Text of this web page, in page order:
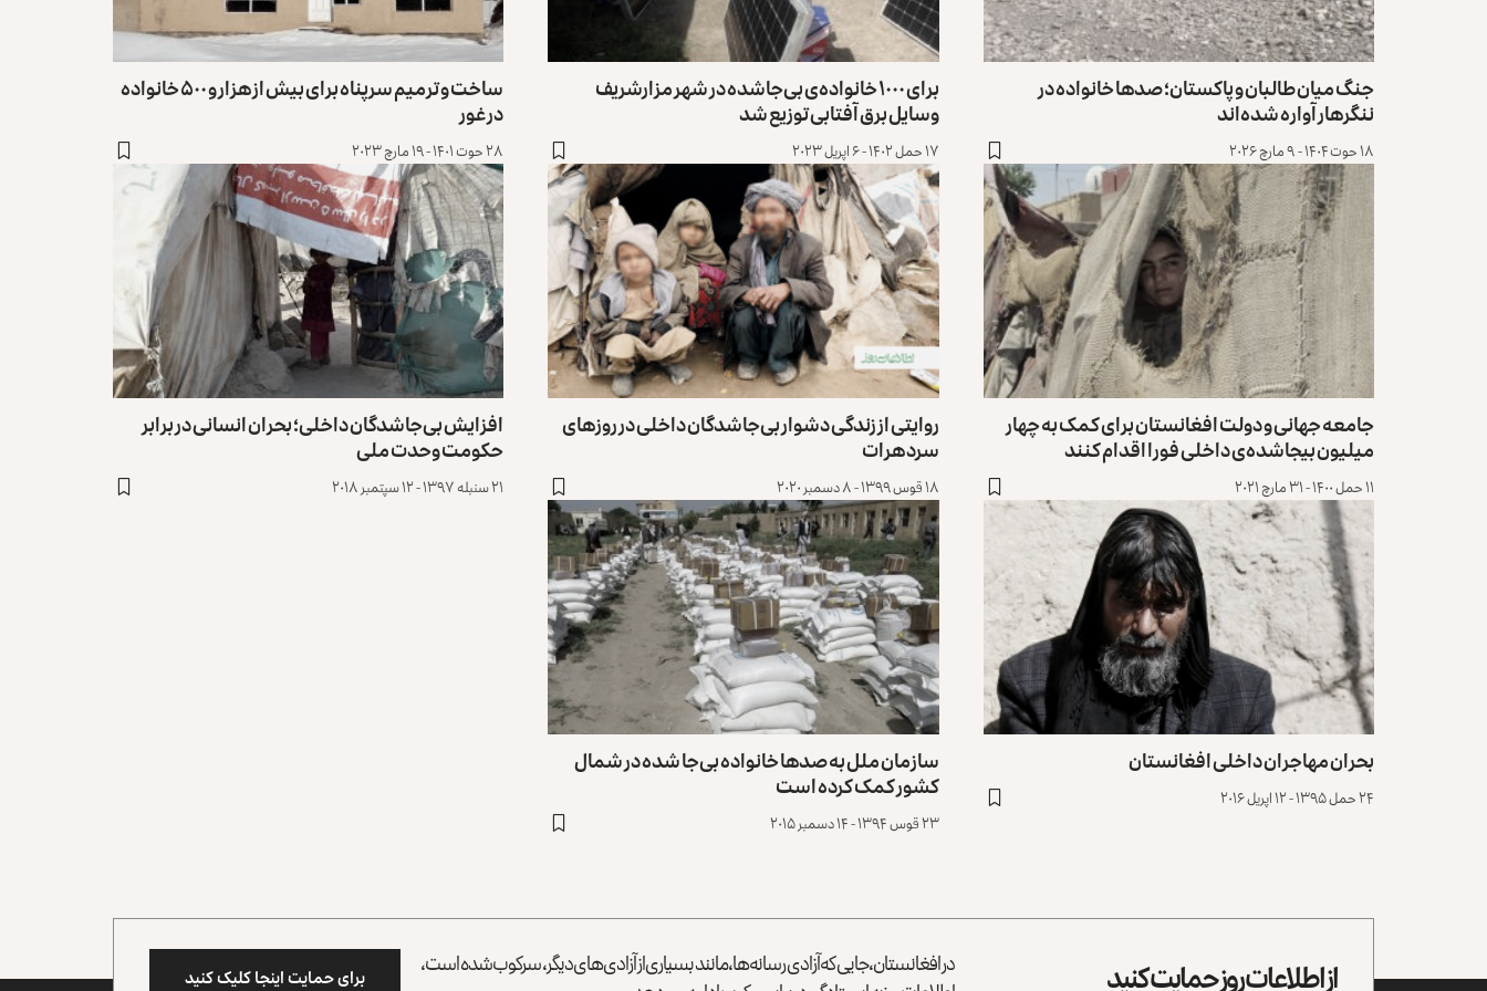
جنگ میان طالبان و پاکستان؛ صدها خانواده در
ننگرهار آواره شده‌اند
۱۸ حوت ۱۴۰۴ - ۹ مارچ ۲۰۲۶
برای ۱۰۰۰ خانواده‌ی بی‌جاشده در شهر مزارشریف
وسایل برق آفتابی توزیع شد
۱۷ حمل ۱۴۰۲ - ۶ اپریل ۲۰۲۳
ساخت و ترمیم سرپناه برای بیش از هزار و ۵٠٠ خانواده
در غور
۲۸ حوت ۱۴۰۱ - ۱۹ مارچ ۲۰۲۳
جامعه جهانی و دولت افغانستان برای کمک به چهار
میلیون بیجاشده‌ی داخلی فورا اقدام کنند
۱۱ حمل ۱۴۰۰ - ۳۱ مارچ ۲۰۲۱
روایتی از زندگی دشوار بی‌‌جاشدگان داخلی در روزهای
سرد هرات
۱۸ قوس ۱۳۹۹ - ۸ دسمبر ۲۰۲۰
افزایش بی‌جاشدگان داخلی؛ بحران انسانی در برابر
حکومت وحدت ملی
۲۱ سنبله ۱۳۹۷ - ۱۲ سپتمبر ۲۰۱۸
بحران مهاجران داخلی افغانستان
۲۴ حمل ۱۳۹۵ - ۱۲ اپریل ۲۰۱۶
سازمان ملل به صدها خانواده بی‏‌جا شده در شمال
کشور کمک کرده است
۲۳ قوس ۱۳۹۴ - ۱۴ دسمبر ۲۰۱۵
از اطلاعات روز حمایت کنید در افغانستان، جایی که آزادی رسانه‌ها، مانند بسیاری از آزادی‌های دیگر، سرکوب شده است، برای حمایت اینجا کلیک کنید